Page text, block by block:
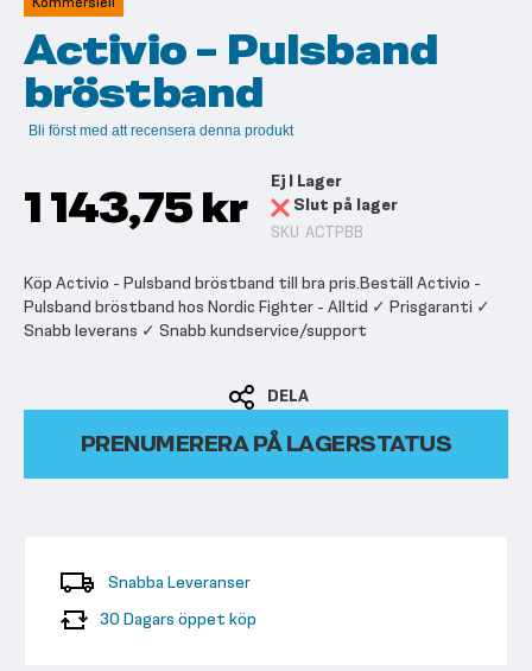
bildgalleriet
Activio - Pulsband
bröstband
Bli först med att recensera denna produkt
1 143,75 kr
Ej I Lager
Slut på lager
SKU ACTPBB
Köp Activio - Pulsband bröstband till bra pris.Beställ Activio -
Pulsband bröstband hos Nordic Fighter - Alltid ✓ Prisgaranti ✓
Snabb leverans ✓ Snabb kundservice/support
DELA
PRENUMERERA PÅ LAGERSTATUS
Snabba Leveranser
30 Dagars öppet köp